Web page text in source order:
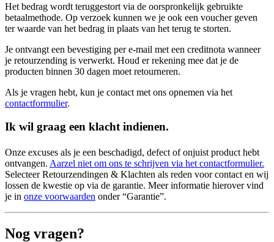
Het bedrag wordt teruggestort via de oorspronkelijk gebruikte
betaalmethode. Op verzoek kunnen we je ook een voucher geven
ter waarde van het bedrag in plaats van het terug te storten.
Je ontvangt een bevestiging per e-mail met een creditnota wanneer
je retourzending is verwerkt. Houd er rekening mee dat je de
producten binnen 30 dagen moet retourneren.
Als je vragen hebt, kun je contact met ons opnemen via het
contactformulier.
Ik wil graag een klacht indienen.
Onze excuses als je een beschadigd, defect of onjuist product hebt
ontvangen. Aarzel niet om ons te schrijven via het contactformulier.
Selecteer Retourzendingen & Klachten als reden voor contact en wij
lossen de kwestie op via de garantie. Meer informatie hierover vind
je in onze voorwaarden onder “Garantie”.
Nog vragen?